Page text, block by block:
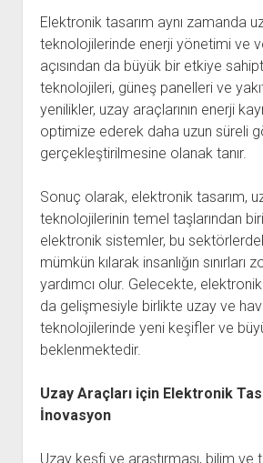
Elektronik tasarım aynı zamanda
teknolojilerinde enerji yönetimi ve
açısından da büyük bir etkiye
teknolojileri, güneş panelleri ve
yenilikler, uzay araçlarının enerji
optimize ederek daha uzun süreli
gerçekleştirilmesine olanak tanır.
Sonuç olarak, elektronik tasarım,
teknolojilerinin temel taşlarından
elektronik sistemler, bu
mümkün kılarak insanlığın sınırları
yardımcı olur. Gelecekte,
da gelişmesiyle birlikte uzay ve
teknolojilerinde yeni keşifler ve
beklenmektedir.
Uzay Araçları için Elektronik
İnovasyon
Uzay keşfi ve araştırması, bilim ve